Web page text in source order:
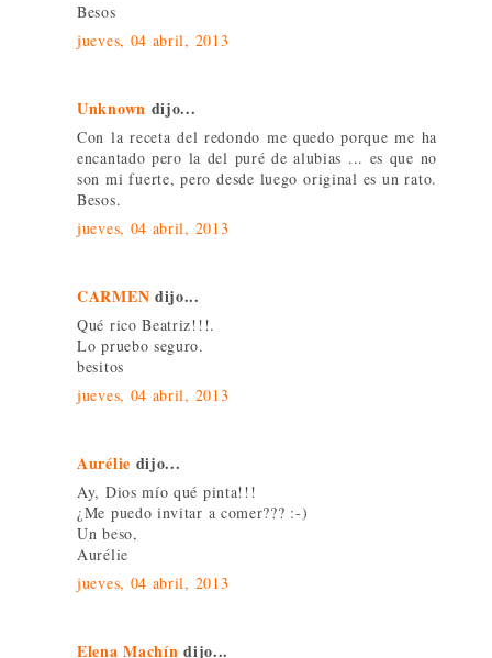
Besos
jueves, 04 abril, 2013
Unknown dijo...
Con la receta del redondo me quedo porque me ha
encantado pero la del puré de alubias ... es que no
son mi fuerte, pero desde luego original es un rato.
Besos.
jueves, 04 abril, 2013
CARMEN dijo...
Qué rico Beatriz!!!.
Lo pruebo seguro.
besitos
jueves, 04 abril, 2013
Aurélie dijo...
Ay, Dios mío qué pinta!!!
¿Me puedo invitar a comer??? :-)
Un beso,
Aurélie
jueves, 04 abril, 2013
Elena Machín dijo...